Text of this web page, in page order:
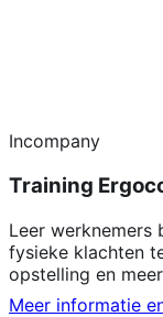
Incompany
Training
Leer werknemers
fysieke klachten
opstelling en
Meer informatie